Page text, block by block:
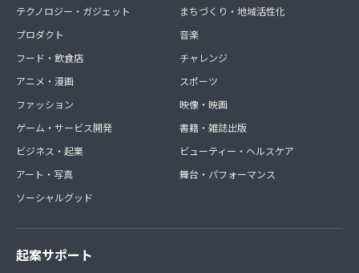
テクノロジー・ガジェット
プロダクト
フード・飲食店
アニメ・漫画
ファッション
ゲーム・サービス開発
ビジネス・起業
アート・写真
ソーシャルグッド
まちづくり・地域活性化
音楽
チャレンジ
スポーツ
映像・映画
書籍・雑誌出版
ビューティー・ヘルスケア
舞台・パフォーマンス
起案サポート